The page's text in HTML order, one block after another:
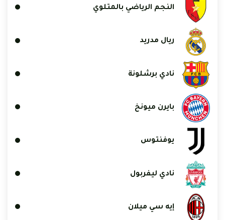
النجم الرياضي بالمتلوي
ريال مدريد
نادي برشلونة
بايرن ميونخ
يوفنتوس
نادي ليفربول
إيه سي ميلان